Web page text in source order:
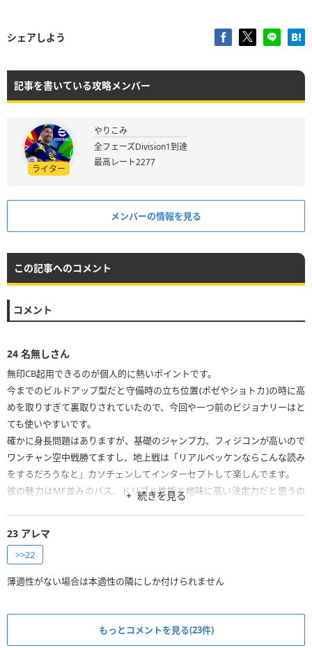
シェアしよう
記事を書いている攻略メンバー
ライター
やりこみ
全フェーズDivision1到達
最高レート2277
メンバーの情報を見る
この記事へのコメント
コメント
24 名無しさん
無印CB起用できるのが個人的に熱いポイントです。
今までのビルドアップ型だと守備時の立ち位置(ポゼやショトカ)の時に高
めを取りすぎて裏取りされていたので、今回や一つ前のビジョナリーはと
ても使いやすいです。
確かに身長問題はありますが、基礎のジャンプ力、フィジコンが高いので
ワンチャン空中戦勝てますし、地上戦は「リアルベッケンならこんな読み
をするだろうなと」カソチェンしてインターセプトして楽しんでます。
彼の魅力はMF並みのパス、ドリブル性能と地味に高い決定力だと思うの
後は個人的に相手にクライフがいたらマッチアップするように対面にお
いて擬似74西ドイツワールドカップ出来るので最高にエモいです。
続きを見る
23 アレマ
>>22
薄適性がない場合は本適性の隣にしか付けられません
もっとコメントを見る(23件)